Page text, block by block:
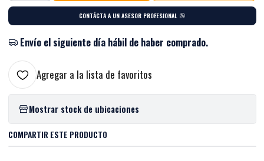
CONTÁCTA A UN ASESOR PROFESIONAL
Envío el siguiente día hábil de haber comprado.
Agregar a la lista de favoritos
Mostrar stock de ubicaciones
COMPARTIR ESTE PRODUCTO